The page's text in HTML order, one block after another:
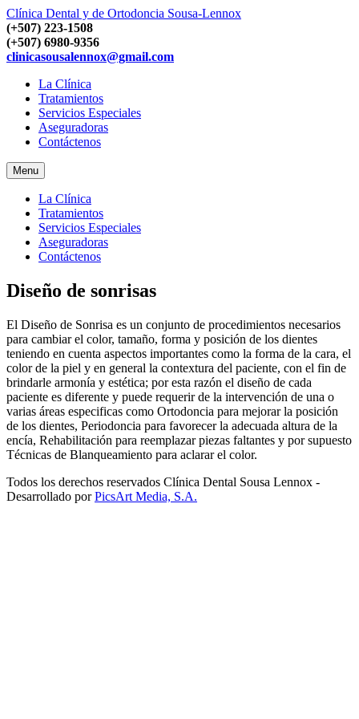
Clínica Dental y de Ortodoncia Sousa-Lennox
(+507) 223-1508
(+507) 6980-9356
clinicasousalennox@gmail.com
La Clínica
Tratamientos
Servicios Especiales
Aseguradoras
Contáctenos
Menu
La Clínica
Tratamientos
Servicios Especiales
Aseguradoras
Contáctenos
Diseño de sonrisas
El Diseño de Sonrisa es un conjunto de procedimientos necesarios
para cambiar el color, tamaño, forma y posición de los dientes
teniendo en cuenta aspectos importantes como la forma de la cara, el
color de la piel y en general la contextura del paciente, con el fin de
brindarle armonía y estética; por esta razón el diseño de cada
paciente es diferente y puede requerir de la intervención de una o
varias áreas especificas como Ortodoncia para mejorar la posición
de los dientes, Periodoncia para favorecer la adecuada altura de la
encía, Rehabilitación para reemplazar piezas faltantes y por supuesto
Técnicas de Blanqueamiento para aclarar el color.
Todos los derechos reservados Clínica Dental Sousa Lennox -
Desarrollado porPicsArt Media, S.A.